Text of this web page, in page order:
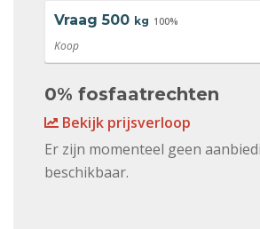
Vraag 500 kg 100%
Koop
0% fosfaatrechten
Bekijk prijsverloop
Er zijn momenteel geen
beschikbaar.